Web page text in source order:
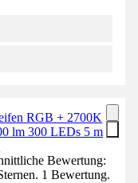
RGB + 2700K
lm 300 LEDs 5 m
Bewertung:
1 Bewertung.